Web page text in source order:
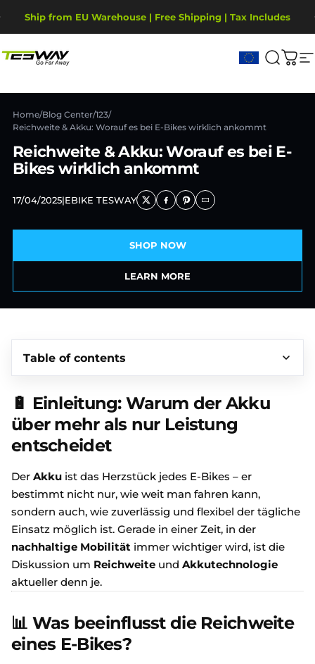
Ship from EU Warehouse | Free Shipping | Tax Includes
2-Year Warranty, covering motor, battery, display.
Tesway EU Search
Cart
Home/Blog Center/123/
Reichweite & Akku: Worauf es bei E-Bikes wirklich ankommt
Reichweite & Akku: Worauf es bei E-
Bikes wirklich ankommt
17/04/2025|EBIKE TESWAY
SHOP NOW
LEARN MORE
Table of contents
🔋 Einleitung: Warum der Akku
über mehr als nur Leistung
entscheidet
Der Akku ist das Herzstück jedes E-Bikes – er
bestimmt nicht nur, wie weit man fahren kann,
sondern auch, wie zuverlässig und flexibel der tägliche
Einsatz möglich ist. Gerade in einer Zeit, in der
nachhaltige Mobilität immer wichtiger wird, ist die
Diskussion um Reichweite und Akkutechnologie
aktueller denn je.
📊 Was beeinflusst die Reichweite
eines E-Bikes?